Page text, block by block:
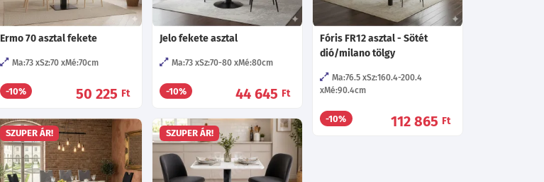
Ermo 70 asztal fekete
Ma:73 Sz:70 Mé:70cm
-10% 50 225 Ft
Jelo fekete asztal
Ma:73 Sz:70-80 Mé:80cm
-10% 44 645 Ft
Fóris FR12 asztal - Sötét
dió/milano tölgy
Ma:76.5
Sz:160.4-200.4
Mé:90.4cm
-10% 112 865 Ft
SZUPER ÁR! SZUPER ÁR!